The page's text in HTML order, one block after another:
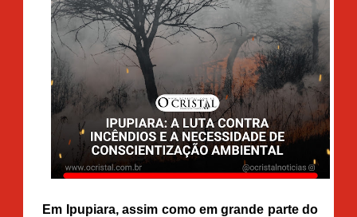
Em Ipupiara, assim como em grande parte do